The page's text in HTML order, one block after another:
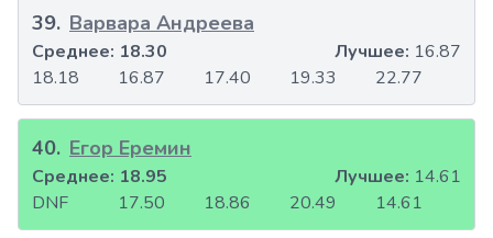
39. Варвара Андреева
18.18 16.87 17.40 19.33 22.77
Среднее: 18.30 Лучшее: 16.87
40. Егор Еремин
DNF 17.50 18.86 20.49 14.61
Среднее: 18.95 Лучшее: 14.61